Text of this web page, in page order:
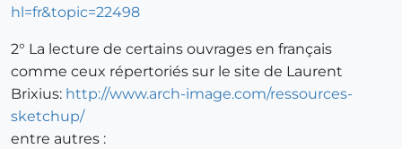
hl=fr&topic=22498
2° La lecture de certains ouvrages en français
comme ceux répertoriés sur le site de Laurent
Brixius: http://www.arch-image.com/ressources-
sketchup/
entre autres :